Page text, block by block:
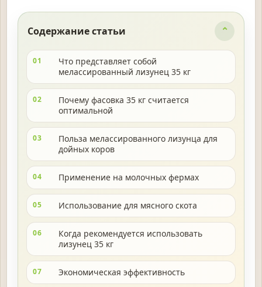
Содержание статьи
01
Что представляет собой
мелассированный лизунец 35 кг
02
Почему фасовка 35 кг считается
оптимальной
03
Польза мелассированного лизунца для
дойных коров
04 Применение на молочных фермах
05 Использование для мясного скота
06
Когда рекомендуется использовать
лизунец 35 кг
07 Экономическая эффективность